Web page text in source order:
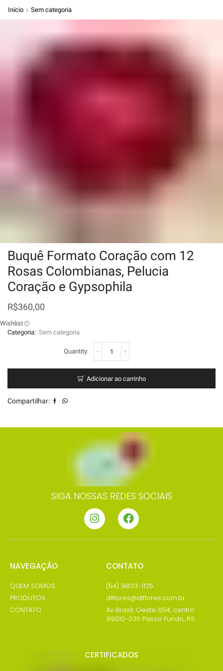
Início Sem categoria
Buquê Formato Coração com 12
Rosas Colombianas, Pelucia
Coração e Gypsophila
R$360,00
Wishlist
Categoria: Sem categoria
Adicionar ao carrinho
Compartilhar:
SIGA NOSSAS REDES SOCIAIS
NAVEGAÇÃO
QUEM SOMOS
PRODUTOS
CONTATO
CONTATO
(54) 98113-1125
dlflores@dlflores.com.br
Av Brasil, Oeste 654, centro
99010-030 Passo Fundo, RS
CERTIFICADOS